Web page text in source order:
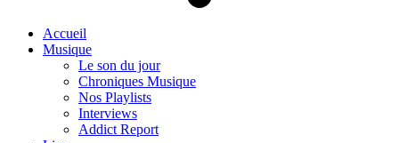
Accueil
Musique
Le son du jour
Chroniques Musique
Nos Playlists
Interviews
Addict Report